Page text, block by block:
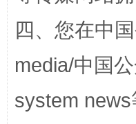
四、您在中
media/中国
system